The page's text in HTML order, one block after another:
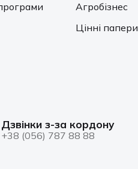
Агробізнес
Цінні папери
Дзвінки з-за кордону
+38 (056) 787 88 88